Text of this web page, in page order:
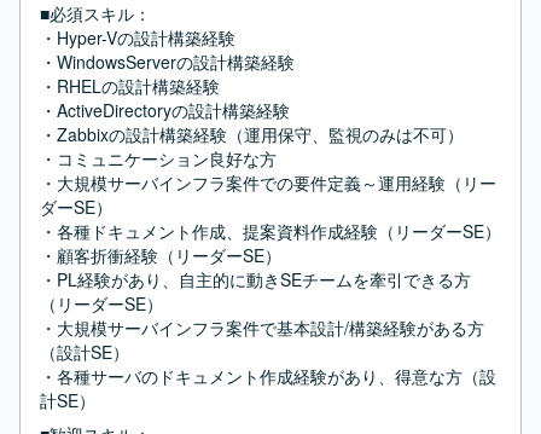
■必須スキル：
・Hyper-Vの設計構築経験
・WindowsServerの設計構築経験
・RHELの設計構築経験
・ActiveDirectoryの設計構築経験
・Zabbixの設計構築経験（運用保守、監視のみは不可）
・コミュニケーション良好な方
・大規模サーバインフラ案件での要件定義～運用経験（リー
ダーSE）
・各種ドキュメント作成、提案資料作成経験（リーダーSE）
・顧客折衝経験（リーダーSE）
・PL経験があり、自主的に動きSEチームを牽引できる方
（リーダーSE）
・大規模サーバインフラ案件で基本設計/構築経験がある方
（設計SE）
・各種サーバのドキュメント作成経験があり、得意な方（設
計SE）